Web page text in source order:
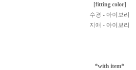
[fitting color]
수경 - 아이보리
지애 - 아이보리
*with item*